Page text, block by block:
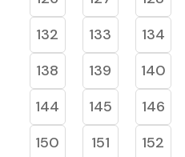
132
133 134
138
139 140
144
145 146
150
151 152